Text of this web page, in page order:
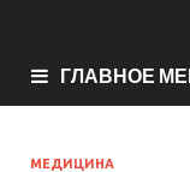
ГЛАВНОЕ
МЕДИЦИНА